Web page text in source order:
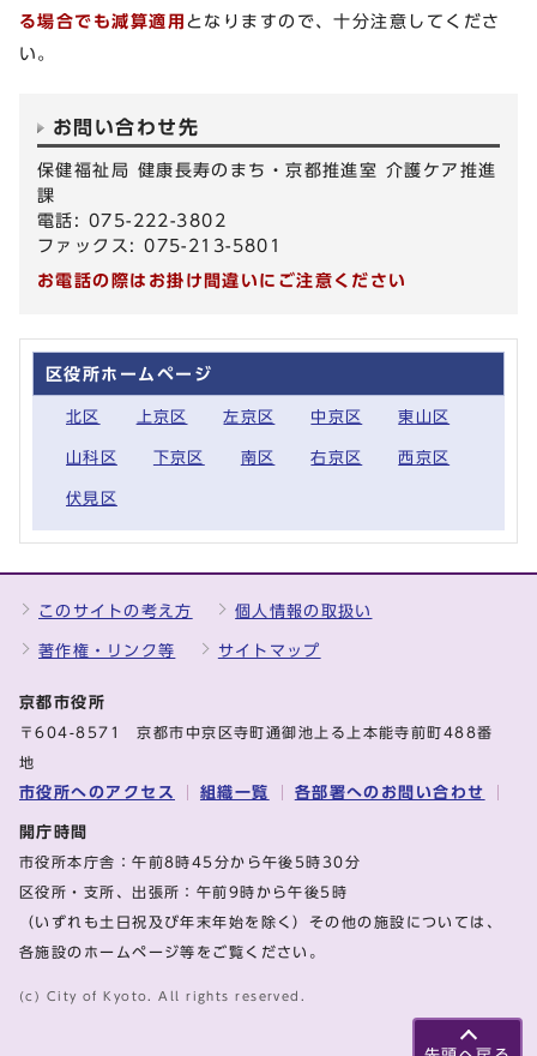
る場合でも減算適用 となりますので、十分注意してくださ
い。
お問い合わせ先
保健福祉局 健康長寿のまち・京都推進室 介護ケア推進
課
電話: 075-222-3802
ファックス: 075-213-5801
お電話の際はお掛け間違いにご注意ください
区役所ホームページ
北区 上京区 左京区 中京区 東山区
山科区 下京区 南区 右京区 西京区
伏見区
このサイトの考え方 個人情報の取扱い
著作権・リンク等 サイトマップ
京都市役所
〒604-8571 京都市中京区寺町通御池上る上本能寺前町488番
地
市役所へのアクセス 組織一覧 各部署へのお問い合わせ
開庁時間
市役所本庁舎：午前8時45分から午後5時30分
区役所・支所、出張所：午前9時から午後5時
（いずれも土日祝及び年末年始を除く）その他の施設については、
各施設のホームページ等をご覧ください。
(c) City of Kyoto. All rights reserved.